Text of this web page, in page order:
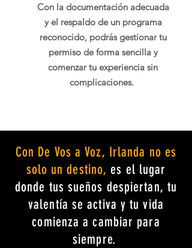
Con la documentación adecuada
y el respaldo de un programa
reconocido, podrás gestionar tu
permiso de forma sencilla y
comenzar tu experiencia sin
complicaciones.
Con De Vos a Voz, Irlanda no es
solo un destino, es el lugar
donde tus sueños despiertan, tu
valentía se activa y tu vida
comienza a cambiar para
siempre.